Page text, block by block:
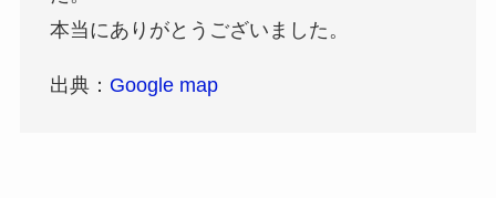
本当にありがとうございました。
出典： Google map